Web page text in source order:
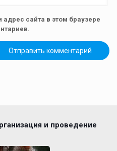
сайта в этом браузере
и проведение